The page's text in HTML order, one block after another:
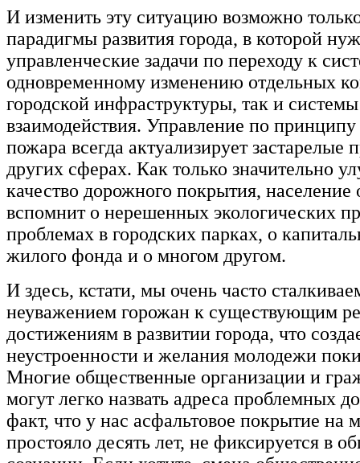
И изменить эту ситуацию возможно
парадигмы развития города, в которой
управленческие задачи по переходу к
одновременному изменению отдельных
городской инфраструктуры, так и
взаимодействия. Управление по
пожара всегда актуализирует застарелые
других сферах. Как только значительно
качество дорожного покрытия, население
вспомнит о нерешенных экологических
проблемах в городских парках, о
жилого фонда и о многом другом.
И здесь, кстати, мы очень часто
неуважением горожан к существующим
достижениям в развитии города, что
неустроенности и желания молодежи
Многие общественные организации и
могут легко назвать адреса проблемных
факт, что у нас асфальтовое покрытие на
простояло десять лет, не фиксируется в